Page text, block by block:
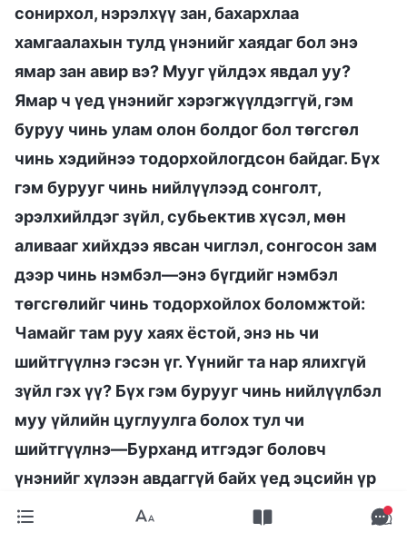
сонирхол, нэрэлхүү зан, бахархлаа
хамгаалахын тулд үнэнийг хаядаг бол энэ
ямар зан авир вэ? Мууг үйлдэх явдал уу?
Ямар ч үед үнэнийг хэрэгжүүлдэггүй, гэм
буруу чинь улам олон болдог бол төгсгөл
чинь хэдийнээ тодорхойлогдсон байдаг. Бүх
гэм бурууг чинь нийлүүлээд сонголт,
эрэлхийлдэг зүйл, субьектив хүсэл, мөн
аливааг хийхдээ явсан чиглэл, сонгосон зам
дээр чинь нэмбэл—энэ бүгдийг нэмбэл
төгсгөлийг чинь тодорхойлох боломжтой:
Чамайг там руу хаях ёстой, энэ нь чи
шийтгүүлнэ гэсэн үг. Үүнийг та нар ялихгүй
зүйл гэх үү? Бүх гэм бурууг чинь нийлүүлбэл
муу үйлийн цуглуулга болох тул чи
шийтгүүлнэ—Бурханд итгэдэг боловч
үнэнийг хүлээн авдаггүй байх үед эцсийн үр
дагавар нь ийм байдаг
(Эцсийн өдрүүдийн